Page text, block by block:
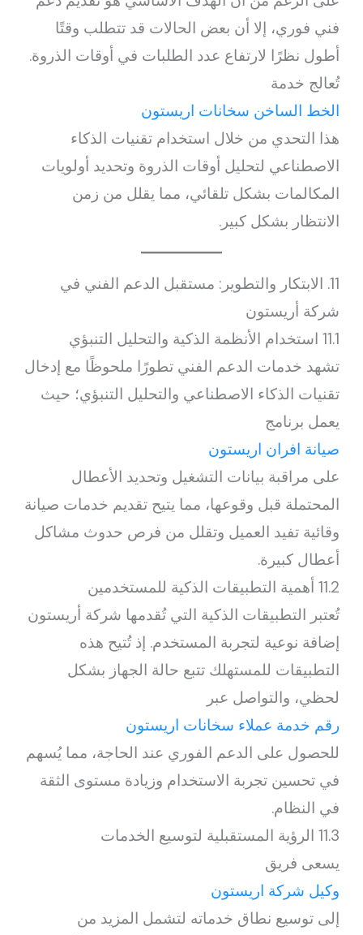
فني فوري، إلا أن بعض الحالات قد تتطلب وقتًا
أطول نظرًا لارتفاع عدد الطلبات في أوقات الذروة.
تُعالج خدمة
الخط الساخن سخانات اريستون
هذا التحدي من خلال استخدام تقنيات الذكاء
الاصطناعي لتحليل أوقات الذروة وتحديد أولويات
المكالمات بشكل تلقائي، مما يقلل من زمن
الانتظار بشكل كبير.
11. الابتكار والتطوير: مستقبل الدعم الفني في
شركة أريستون
11.1 استخدام الأنظمة الذكية والتحليل التنبؤي
تشهد خدمات الدعم الفني تطورًا ملحوظًا مع إدخال
تقنيات الذكاء الاصطناعي والتحليل التنبؤي؛ حيث
يعمل برنامج
صيانة افران اريستون
على مراقبة بيانات التشغيل وتحديد الأعطال
المحتملة قبل وقوعها، مما يتيح تقديم خدمات صيانة
وقائية تفيد العميل وتقلل من فرص حدوث مشاكل
أعطال كبيرة.
11.2 أهمية التطبيقات الذكية للمستخدمين
تُعتبر التطبيقات الذكية التي تُقدمها شركة أريستون
إضافة نوعية لتجربة المستخدم. إذ تُتيح هذه
التطبيقات للمستهلك تتبع حالة الجهاز بشكل
لحظي، والتواصل عبر
رقم خدمة عملاء سخانات اريستون
للحصول على الدعم الفوري عند الحاجة، مما يُسهم
في تحسين تجربة الاستخدام وزيادة مستوى الثقة
في النظام.
11.3 الرؤية المستقبلية لتوسيع الخدمات
يسعى فريق
وكيل شركة اريستون
إلى توسيع نطاق خدماته لتشمل المزيد من